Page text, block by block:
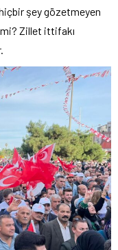
hiçbir şey gözetmeyen
Zillet ittifakı